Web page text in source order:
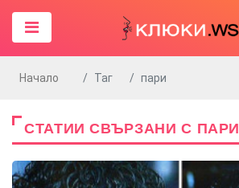
Начало Таг пари
СТАТИИ СВЪРЗАНИ С ПАРИ